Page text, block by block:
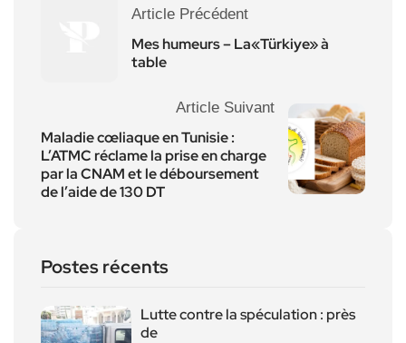
Article Précédent
Mes humeurs – La«Türkiye» à
table
Article Suivant
Maladie cœliaque en Tunisie :
L’ATMC réclame la prise en charge
par la CNAM et le déboursement
de l’aide de 130 DT
Postes récents
Lutte contre la spéculation : près
de